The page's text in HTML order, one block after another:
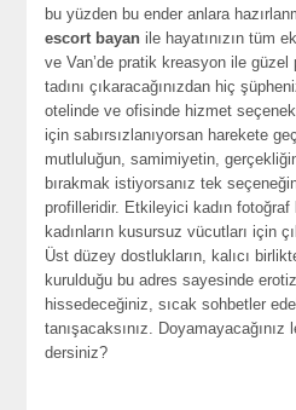
bu yüzden bu ender anlara
escort bayan ile hayatınızın tüm
ve Van’de pratik kreasyon ile güzel
tadını çıkaracağınızdan hiç
otelinde ve ofisinde hizmet
için sabırsızlanıyorsan harekete
mutluluğun, samimiyetin,
bırakmak istiyorsanız tek
profilleridir. Etkileyici kadın fotoğraf
kadınların kusursuz vücutları için
Üst düzey dostlukların, kalıcı
kurulduğu bu adres sayesinde
hissedeceğiniz, sıcak sohbetler
tanışacaksınız.
dersiniz?